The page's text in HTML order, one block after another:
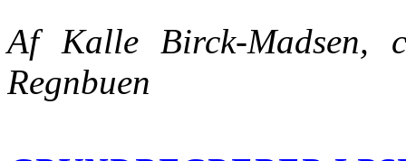
Af Kalle Birck-Madsen,
Regnbuen